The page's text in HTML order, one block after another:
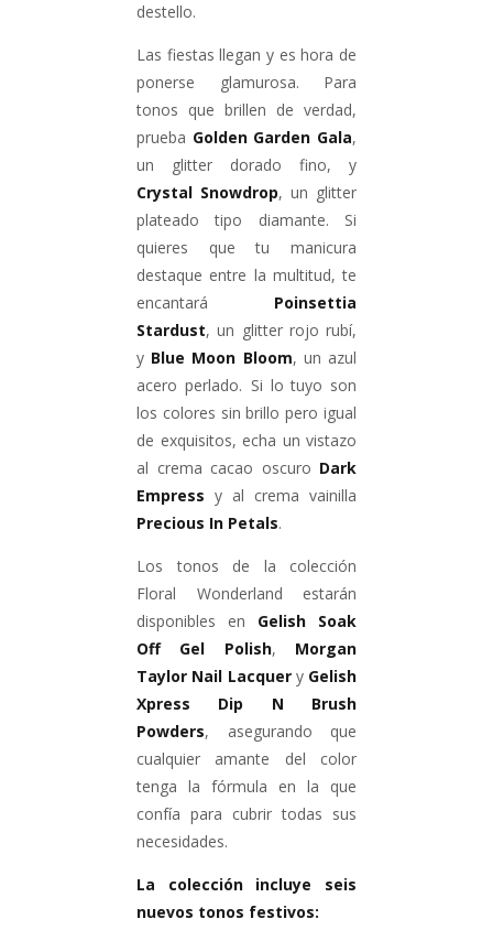
destello.
Las fiestas llegan y es hora de
ponerse glamurosa. Para
tonos que brillen de verdad,
prueba Golden Garden Gala,
un glitter dorado fino, y
Crystal Snowdrop, un glitter
plateado tipo diamante. Si
quieres que tu manicura
destaque entre la multitud, te
encantará Poinsettia
Stardust, un glitter rojo rubí,
y Blue Moon Bloom, un azul
acero perlado. Si lo tuyo son
los colores sin brillo pero igual
de exquisitos, echa un vistazo
al crema cacao oscuro Dark
Empress y al crema vainilla
Precious In Petals.
Los tonos de la colección
Floral Wonderland estarán
disponibles en Gelish Soak
Off Gel Polish, Morgan
Taylor Nail Lacquery Gelish
Xpress Dip N Brush
Powders, asegurando que
cualquier amante del color
tenga la fórmula en la que
confía para cubrir todas sus
necesidades.
La colección incluye seis
nuevos tonos festivos: